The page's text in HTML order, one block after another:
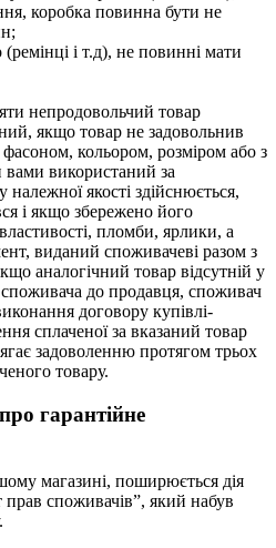
коробка повинна бути не
і т.д), не повинні мати
непродовольчий товар
якщо товар не задовольнив
кольором, розміром або з
використаний за
якості здійснюється,
і якщо збережено його
пломби, ярлики, а
виданий споживачеві разом з
аналогічний товар відсутній у
до продавця, споживач
договору купівлі-
сплаченої за вказаний товар
задоволенню протягом трьох
товару.
гарантійне
магазині, поширюється дія
споживачів”, який набув